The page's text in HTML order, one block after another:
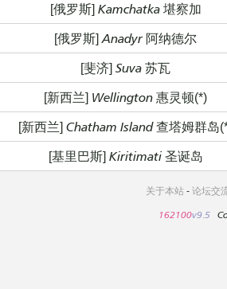
[俄罗斯] Kamchatka 堪察加
[俄罗斯] Anadyr 阿纳德尔
[斐济] Suva 苏瓦
[新西兰] Wellington 惠灵顿(*)
[新西兰] Chatham Island 查塔姆群岛
[基里巴斯] Kiritimati 圣诞岛
关于本站- 论坛交
162100v9.5